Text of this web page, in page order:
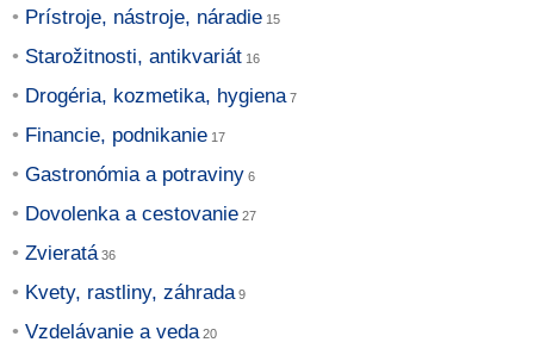
Prístroje, nástroje, náradie
Starožitnosti, antikvariát
Drogéria, kozmetika, hygiena
Financie, podnikanie
Gastronómia a potraviny
Dovolenka a cestovanie
Zvieratá
Kvety, rastliny, záhrada
Vzdelávanie a veda